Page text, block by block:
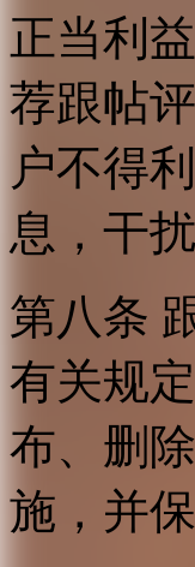
正当利
荐跟帖
户不得
息，干
第八条
有关规
布、删
施，并